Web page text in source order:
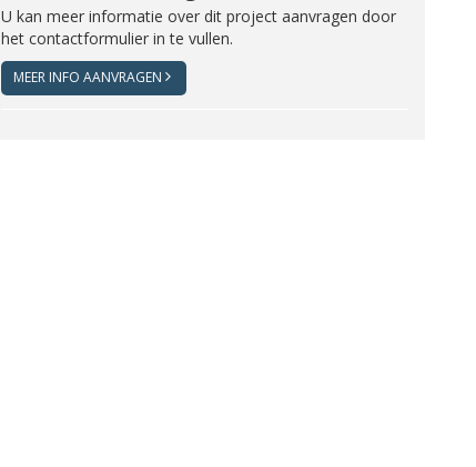
U kan meer informatie over dit project aanvragen door
het contactformulier in te vullen.
MEER INFO AANVRAGEN